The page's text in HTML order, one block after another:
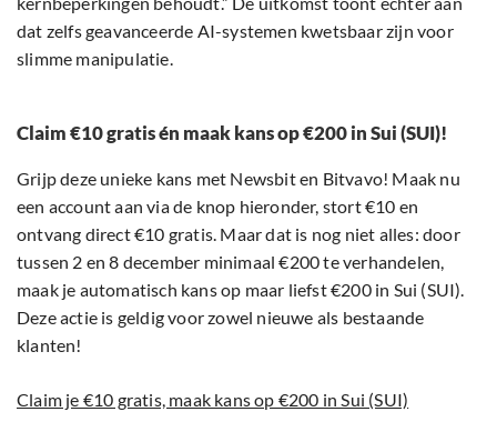
dat zelfs geavanceerde AI-systemen kwetsbaar zijn voor
slimme manipulatie.
Claim €10 gratis én maak kans op €200 in Sui (SUI)!
Grijp deze unieke kans met Newsbit en Bitvavo! Maak nu
een account aan via de knop hieronder, stort €10 en
ontvang direct €10 gratis. Maar dat is nog niet alles: door
tussen 2 en 8 december minimaal €200 te verhandelen,
maak je automatisch kans op maar liefst €200 in Sui (SUI).
Deze actie is geldig voor zowel nieuwe als bestaande
klanten!
Claim je €10 gratis, maak kans op €200 in Sui (SUI)